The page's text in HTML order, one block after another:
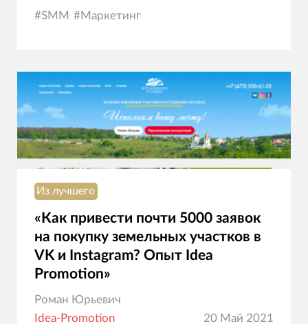
#SMM #Маркетинг
Из лучшего
«Как привести почти 5000 заявок
на покупку земельных участков в
VK и Instagram? Опыт Idea
Promotion»
Роман Юрьевич
Idea-Promotion
20 Май 2021